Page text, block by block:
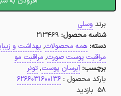
برند وسلی
شناسه محصول: 213469
دسته: همه محصولات, بهداشت و
مراقبت پوست صورت, مراقبت مو
برچسب: آبرسان پوست,تونر
بارکد محصول : 6266031600136
58 بازدید